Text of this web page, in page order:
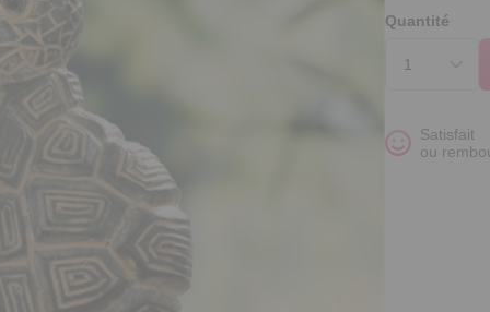
Quantité
Satisfait
ou